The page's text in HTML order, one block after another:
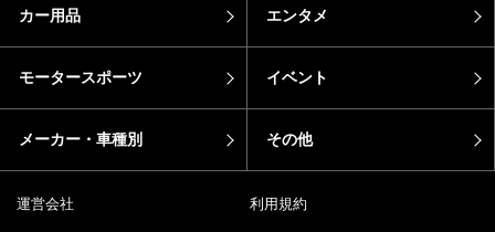
カー用品 エンタメ
モータースポーツ イベント
メーカー・車種別 その他
運営会社 利用規約